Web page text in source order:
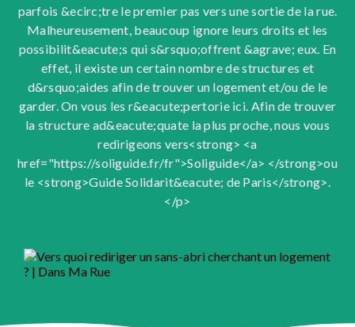
parfois &ecirc;tre le premier pas vers une sortie de la rue.
Malheureusement, beaucoup ignore leurs droits et les
possibilit&eacute;s qui s&rsquo;offrent &agrave; eux. En
effet, il existe un certain nombre de structures et
d&rsquo;aides afin de trouver un logement et/ou de le
garder. On vous les r&eacute;pertorie ici. Afin de trouver
la structure ad&eacute;quate la plus proche, nous vous
redirigeons vers<strong> <a
href="https://soliguide.fr/fr">Soliguide</a> </strong>ou
le <strong>Guide Solidarit&eacute; de Paris</strong>.
</p>